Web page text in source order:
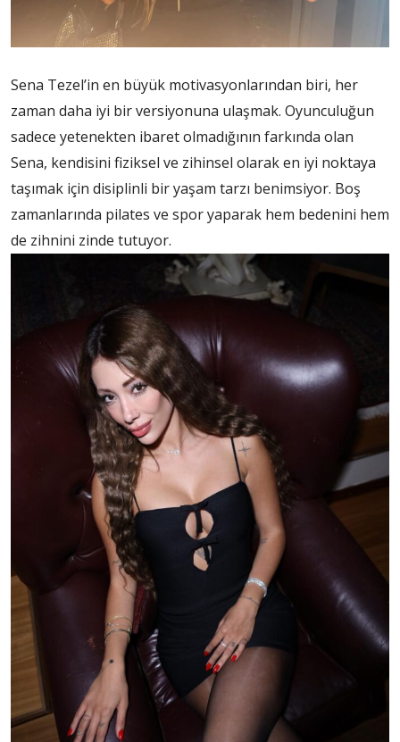
Sena Tezel’in en büyük motivasyonlarından biri, her
zaman daha iyi bir versiyonuna ulaşmak. Oyunculuğun
sadece yetenekten ibaret olmadığının farkında olan
Sena, kendisini fiziksel ve zihinsel olarak en iyi noktaya
taşımak için disiplinli bir yaşam tarzı benimsiyor. Boş
zamanlarında pilates ve spor yaparak hem bedenini hem
de zihnini zinde tutuyor.